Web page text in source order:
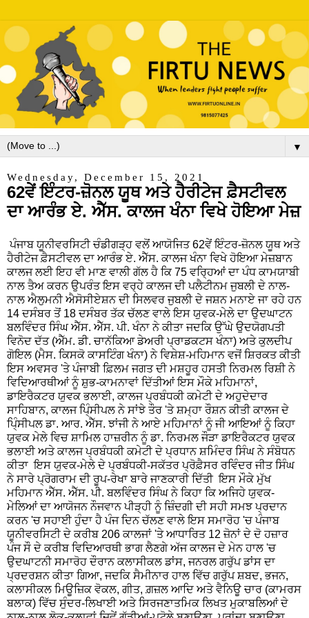
▼
Wednesday, December 15, 2021
62ਵੇਂ ਇੰਟਰ-ਜ਼ੋਨਲ ਯੂਥ ਅਤੇ ਹੈਰੀਟੇਜ ਫ਼ੈਸਟੀਵਲ
ਦਾ ਆਰੰਭ ਏ. ਐੱਸ. ਕਾਲਜ ਖੰਨਾ ਵਿਖੇ ਹੋਇਆ ਮੇਜ਼
ਪੰਜਾਬ ਯੂਨੀਵਰਸਿਟੀ ਚੰਡੀਗੜ੍ਹ ਵਲੋਂ ਆਯੋਜਿਤ 62ਵੇਂ ਇੰਟਰ-ਜ਼ੋਨਲ ਯੂਥ ਅਤੇ
ਹੈਰੀਟੇਜ ਫ਼ੈਸਟੀਵਲ ਦਾ ਆਰੰਭ ਏ. ਐੱਸ. ਕਾਲਜ ਖੰਨਾ ਵਿਖੇ ਹੋਇਆ ਮੇਜ਼ਬਾਨ
ਕਾਲਜ ਲਈ ਇਹ ਵੀ ਮਾਣ ਵਾਲੀ ਗੱਲ ਹੈ ਕਿ 75 ਵਰਿ੍ਹਆਂ ਦਾ ਪੰਧ ਕਾਮਯਾਬੀ
ਨਾਲ ਤੈਅ ਕਰਨ ਉਪਰੰਤ ਇਸ ਵਰ੍ਹੇ ਕਾਲਜ ਦੀ ਪਲੈਟੀਨਮ ਜੁਬਲੀ ਦੇ ਨਾਲ-
ਨਾਲ ਐਲੁਮਨੀ ਐਸੋਸੀਏਸ਼ਨ ਦੀ ਸਿਲਵਰ ਜੁਬਲੀ ਦੇ ਜਸ਼ਨ ਮਨਾਏ ਜਾ ਰਹੇ ਹਨ
14 ਦਸੰਬਰ ਤੋਂ 18 ਦਸੰਬਰ ਤੱਕ ਚੱਲਣ ਵਾਲੇ ਇਸ ਯੁਵਕ-ਮੇਲੇ ਦਾ ਉਦਘਾਟਨ
ਬਲਵਿੰਦਰ ਸਿੰਘ ਐੱਸ. ਐੱਸ. ਪੀ. ਖੰਨਾ ਨੇ ਕੀਤਾ ਜਦਕਿ ਉੱਘੇ ਉਦਯੋਗਪਤੀ
ਵਿਨੋਦ ਦੱਤ (ਐੱਮ. ਡੀ. ਚਾਨੱਕਿਆ ਡੇਅਰੀ ਪ੍ਰਾਡਕਟਸ ਖੰਨਾ) ਅਤੇ ਕੁਲਦੀਪ
ਗੋਇਲ (ਮੈਸ. ਕਿਸਕੋ ਕਾਸਟਿੰਗ ਖੰਨਾ) ਨੇ ਵਿਸ਼ੇਸ਼-ਮਹਿਮਾਨ ਵਜੋਂ ਸ਼ਿਰਕਤ ਕੀਤੀ
ਇਸ ਅਵਸਰ 'ਤੇ ਪੰਜਾਬੀ ਫ਼ਿਲਮ ਜਗਤ ਦੀ ਮਸ਼ਹੂਰ ਹਸਤੀ ਨਿਰਮਲ ਰਿਸ਼ੀ ਨੇ
ਵਿਦਿਆਰਥੀਆਂ ਨੂੰ ਸ਼ੁਭ-ਕਾਮਨਾਵਾਂ ਦਿੱਤੀਆਂ ਇਸ ਮੌਕੇ ਮਹਿਮਾਨਾਂ,
ਡਾਇਰੈਕਟਰ ਯੁਵਕ ਭਲਾਈ, ਕਾਲਜ ਪ੍ਰਬੰਧਕੀ ਕਮੇਟੀ ਦੇ ਅਹੁਦੇਦਾਰ
ਸਾਹਿਬਾਨ, ਕਾਲਜ ਪਿ੍ੰਸੀਪਲ ਨੇ ਸਾਂਝੇ ਤੌਰ 'ਤੇ ਸ਼ਮ੍ਹਾ ਰੌਸ਼ਨ ਕੀਤੀ ਕਾਲਜ ਦੇ
ਪਿ੍ੰਸੀਪਲ ਡਾ. ਆਰ. ਐੱਸ. ਝਾਂਜੀ ਨੇ ਆਏ ਮਹਿਮਾਨਾਂ ਨੂੰ ਜੀ ਆਇਆਂ ਨੂੰ ਕਿਹਾ
ਯੁਵਕ ਮੇਲੇ ਵਿਚ ਸ਼ਾਮਿਲ ਹਾਜ਼ਰੀਨ ਨੂੰ ਡਾ. ਨਿਰਮਲ ਜੌੜਾ ਡਾਇਰੈਕਟਰ ਯੁਵਕ
ਭਲਾਈ ਅਤੇ ਕਾਲਜ ਪ੍ਰਬੰਧਕੀ ਕਮੇਟੀ ਦੇ ਪ੍ਰਧਾਨ ਸ਼ਮਿੰਦਰ ਸਿੰਘ ਨੇ ਸੰਬੋਧਨ
ਕੀਤਾ ਇਸ ਯੁਵਕ-ਮੇਲੇ ਦੇ ਪ੍ਰਬੰਧਕੀ-ਸਕੱਤਰ ਪ੍ਰੋਫ਼ੈਸਰ ਰਵਿੰਦਰ ਜੀਤ ਸਿੰਘ
ਨੇ ਸਾਰੇ ਪ੍ਰੋਗਰਾਮ ਦੀ ਰੂਪ-ਰੇਖਾ ਬਾਰੇ ਜਾਣਕਾਰੀ ਦਿੱਤੀ ਇਸ ਮੌਕੇ ਮੁੱਖ
ਮਹਿਮਾਨ ਐੱਸ. ਐੱਸ. ਪੀ. ਬਲਵਿੰਦਰ ਸਿੰਘ ਨੇ ਕਿਹਾ ਕਿ ਅਜਿਹੇ ਯੁਵਕ-
ਮੇਲਿਆਂ ਦਾ ਆਯੋਜਨ ਨੌਜਵਾਨ ਪੀੜ੍ਹੀ ਨੂੰ ਜ਼ਿੰਦਗੀ ਦੀ ਸਹੀ ਸਮਝ ਪ੍ਰਦਾਨ
ਕਰਨ 'ਚ ਸਹਾਈ ਹੁੰਦਾ ਹੈ ਪੰਜ ਦਿਨ ਚੱਲਣ ਵਾਲੇ ਇਸ ਸਮਾਰੋਹ 'ਚ ਪੰਜਾਬ
ਯੂਨੀਵਰਸਿਟੀ ਦੇ ਕਰੀਬ 206 ਕਾਲਜਾਂ 'ਤੇ ਆਧਾਰਿਤ 12 ਜ਼ੋਨਾਂ ਦੇ ਦੋ ਹਜ਼ਾਰ
ਪੰਜ ਸੌ ਦੇ ਕਰੀਬ ਵਿਦਿਆਰਥੀ ਭਾਗ ਲੈਣਗੇ ਅੱਜ ਕਾਲਜ ਦੇ ਮੇਨ ਹਾਲ 'ਚ
ਉਦਘਾਟਨੀ ਸਮਾਰੋਹ ਦੌਰਾਨ ਕਲਾਸੀਕਲ ਡਾਂਸ, ਜਨਰਲ ਗਰੁੱਪ ਡਾਂਸ ਦਾ
ਪ੍ਰਦਰਸ਼ਨ ਕੀਤਾ ਗਿਆ, ਜਦਕਿ ਸੈਮੀਨਾਰ ਹਾਲ ਵਿੱਚ ਗਰੁੱਪ ਸ਼ਬਦ, ਭਜਨ,
ਕਲਾਸੀਕਲ ਮਿਊਜ਼ਿਕ ਵੋਕਲ, ਗੀਤ, ਗ਼ਜ਼ਲ ਆਦਿ ਅਤੇ ਵੈਨਿਊ ਚਾਰ (ਕਾਮਰਸ
ਬਲਾਕ) ਵਿੱਚ ਸੁੰਦਰ-ਲਿਖਾਈ ਅਤੇ ਸਿਰਜਣਾਤਮਿਕ ਲਿਖਤ ਮੁਕਾਬਲਿਆਂ ਦੇ